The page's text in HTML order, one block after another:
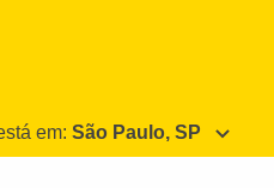
em: São Paulo, SP